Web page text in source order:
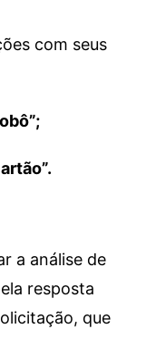
com seus
a análise de
resposta
que